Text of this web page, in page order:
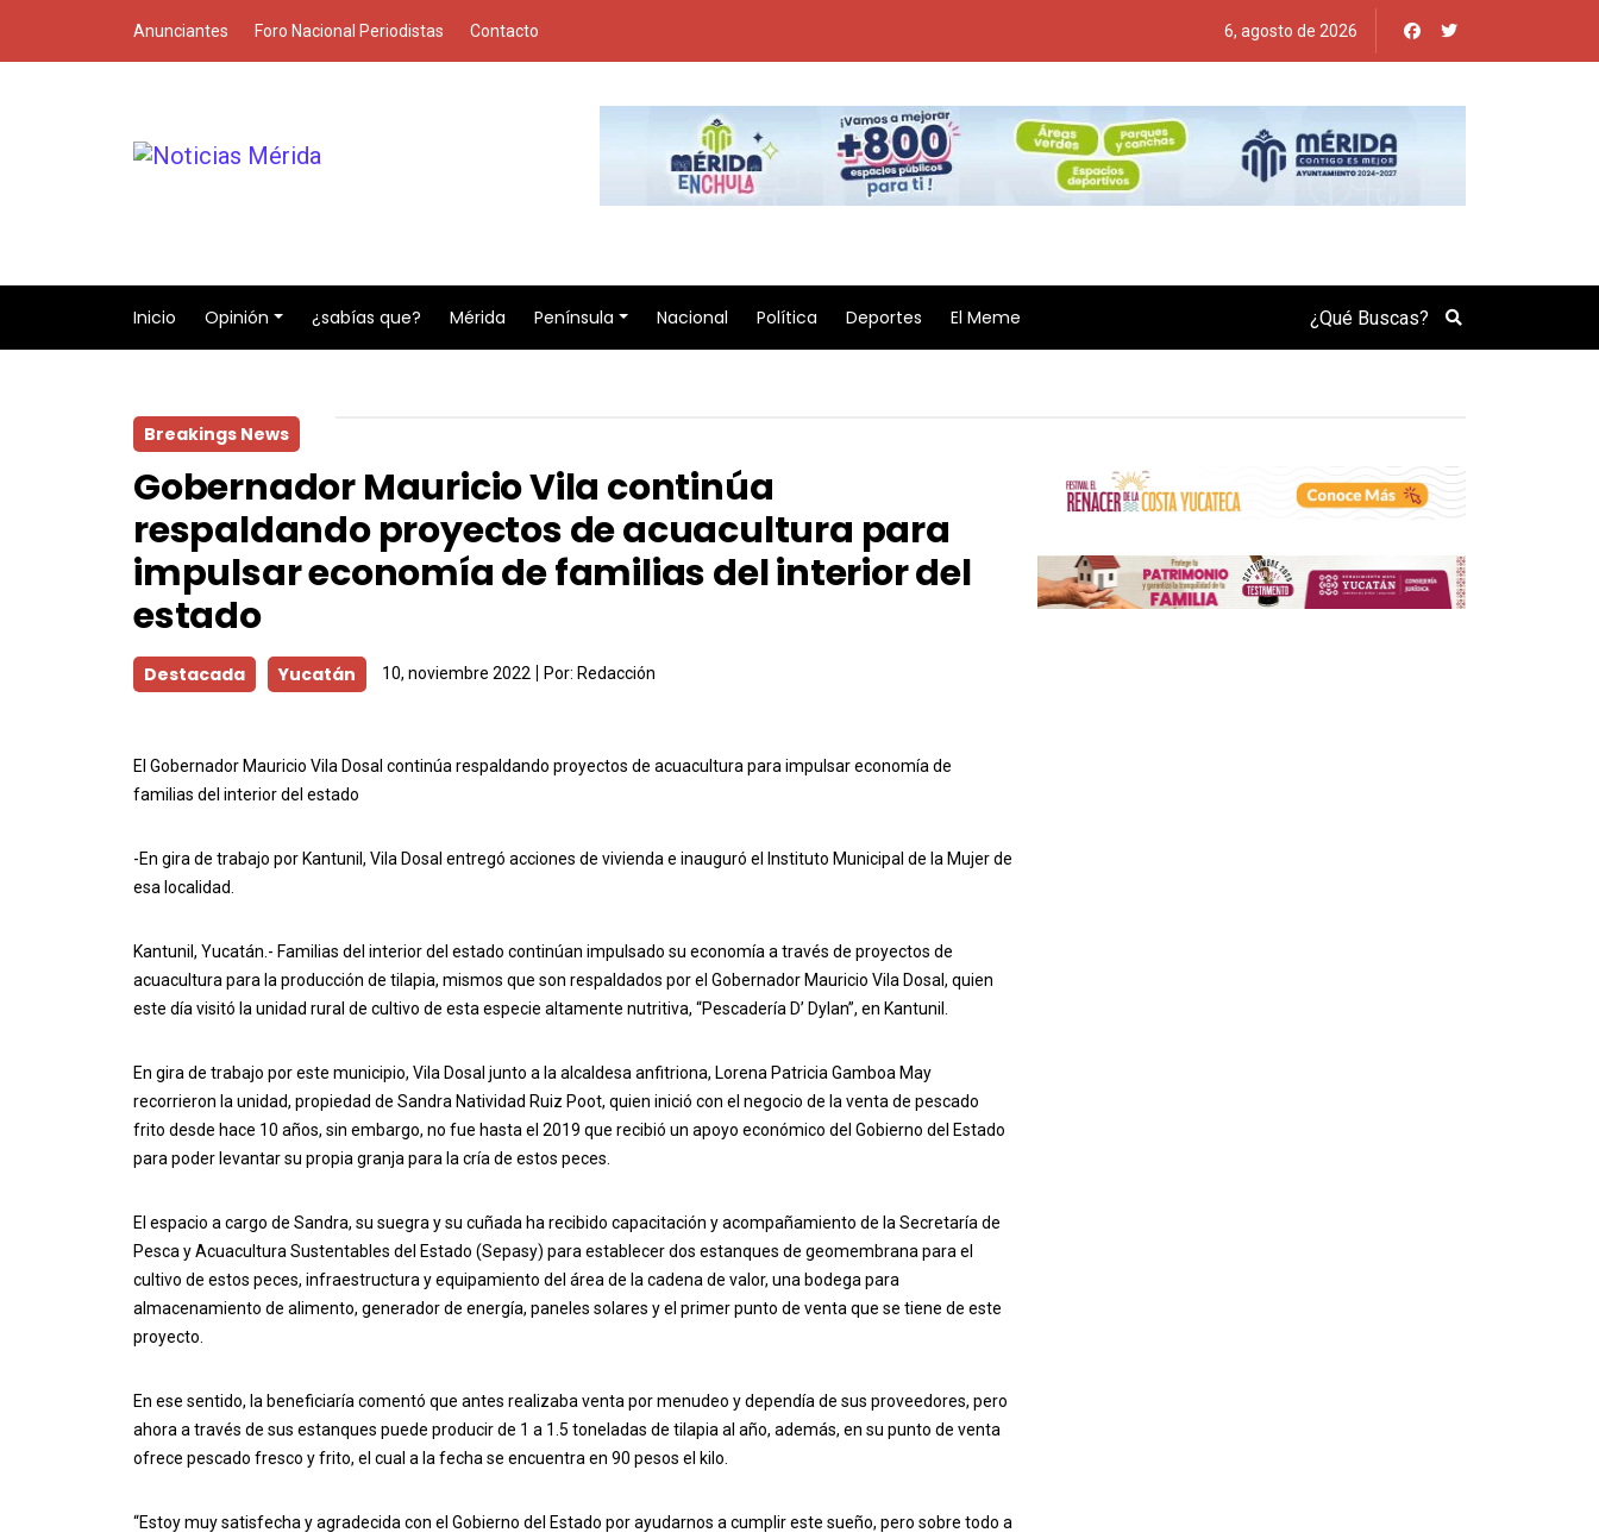
Anunciantes Foro Nacional Periodistas Contacto 6, agosto de 2026
Inicio Opinión ¿sabías que? Mérida Península Nacional Política Deportes El Meme Search
Breakings News
Gobernador Mauricio Vila continúa
respaldando proyectos de acuacultura para
impulsar economía de familias del interior del
estado
Destacada Yucatán 10, noviembre 2022 Por: Redacción
El Gobernador Mauricio Vila Dosal continúa respaldando proyectos de acuacultura para impulsar economía de
familias del interior del estado
-En gira de trabajo por Kantunil, Vila Dosal entregó acciones de vivienda e inauguró el Instituto Municipal de la Mujer de
esa localidad.
Kantunil, Yucatán.- Familias del interior del estado continúan impulsado su economía a través de proyectos de
acuacultura para la producción de tilapia, mismos que son respaldados por el Gobernador Mauricio Vila Dosal, quien
este día visitó la unidad rural de cultivo de esta especie altamente nutritiva, “Pescadería D’ Dylan”, en Kantunil.
En gira de trabajo por este municipio, Vila Dosal junto a la alcaldesa anfitriona, Lorena Patricia Gamboa May
recorrieron la unidad, propiedad de Sandra Natividad Ruiz Poot, quien inició con el negocio de la venta de pescado
frito desde hace 10 años, sin embargo, no fue hasta el 2019 que recibió un apoyo económico del Gobierno del Estado
para poder levantar su propia granja para la cría de estos peces.
El espacio a cargo de Sandra, su suegra y su cuñada ha recibido capacitación y acompañamiento de la Secretaría de
Pesca y Acuacultura Sustentables del Estado (Sepasy) para establecer dos estanques de geomembrana para el
cultivo de estos peces, infraestructura y equipamiento del área de la cadena de valor, una bodega para
almacenamiento de alimento, generador de energía, paneles solares y el primer punto de venta que se tiene de este
proyecto.
En ese sentido, la beneficiaría comentó que antes realizaba venta por menudeo y dependía de sus proveedores, pero
ahora a través de sus estanques puede producir de 1 a 1.5 toneladas de tilapia al año, además, en su punto de venta
ofrece pescado fresco y frito, el cual a la fecha se encuentra en 90 pesos el kilo.
“Estoy muy satisfecha y agradecida con el Gobierno del Estado por ayudarnos a cumplir este sueño, pero sobre todo a